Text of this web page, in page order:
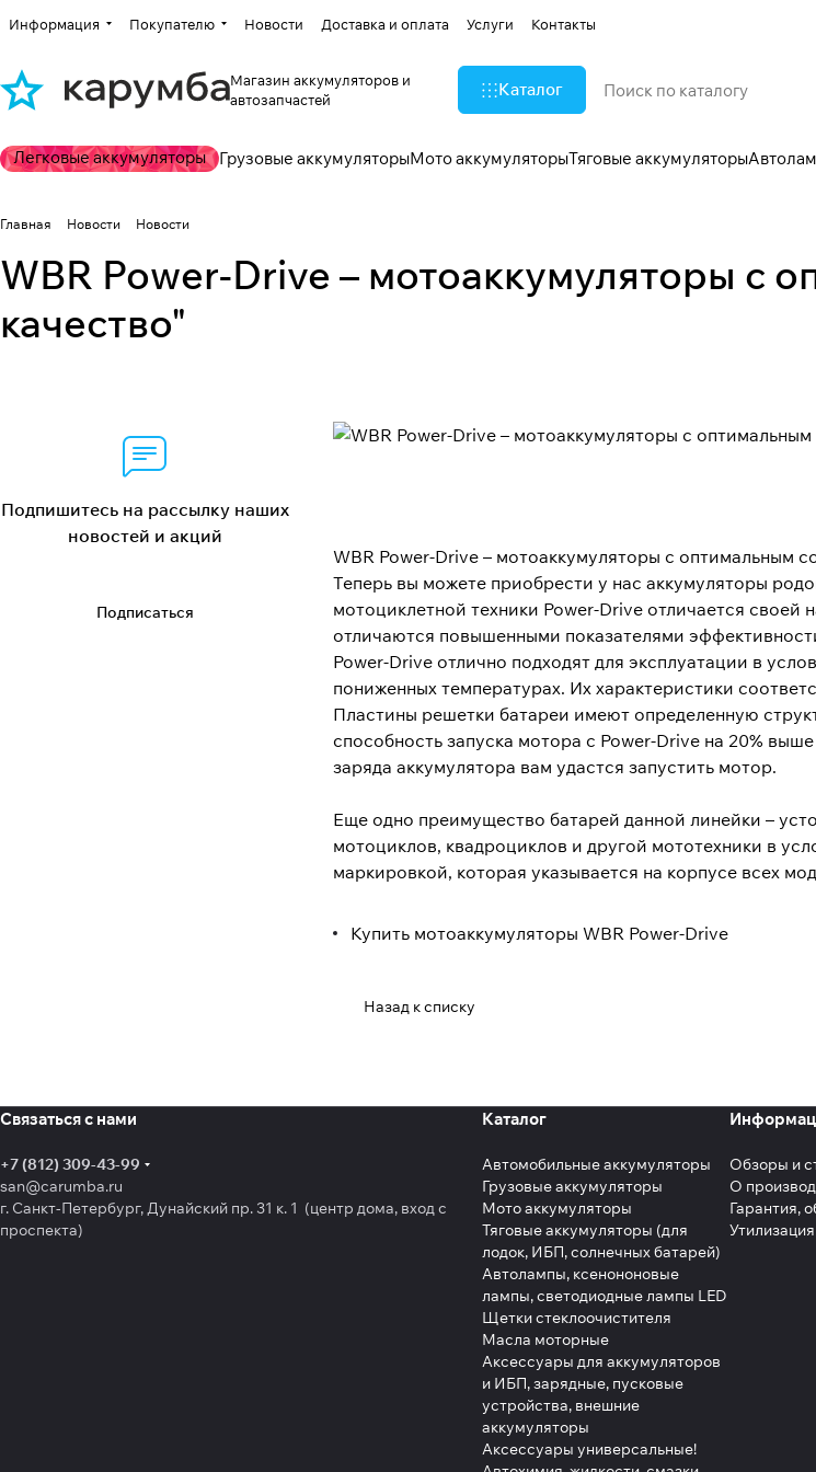
Информация Покупателю Новости Доставка и оплата Услуги Контакты
Магазин аккумуляторов и
автозапчастей
Каталог
Легковые аккумуляторы Грузовые аккумуляторыМото аккумуляторыТяговые аккумуляторы
Главная Новости Новости
WBR Power-Drive – мотоаккумуляторы с
качество"
WBR Power-Drive – мотоаккумуляторы с оптимальным
Теперь вы можете приобрести у нас аккумуляторы
мотоциклетной техники Power-Drive отличается
отличаются повышенными показателями
Power-Drive отлично подходят для эксплуатации в
пониженных температурах. Их характеристики
Пластины решетки батареи имеют определенную
способность запуска мотора с Power-Drive на 20%
заряда аккумулятора вам удастся запустить мотор.
Еще одно преимущество батарей данной линейки –
мотоциклов, квадроциклов и другой мототехники в
маркировкой, которая указывается на корпусе всех
Купить мотоаккумуляторы WBR Power-Drive
Назад к списку
Подпишитесь на рассылку наших
новостей и акций
Подписаться
Связаться с нами
+7 (812) 309-43-99
san@carumba.ru
г. Санкт-Петербург, Дунайский пр. 31 к. 1 (центр дома, вход с
проспекта)
Каталог
Автомобильные аккумуляторы
Грузовые аккумуляторы
Мото аккумуляторы
Тяговые аккумуляторы (для
лодок, ИБП, солнечных батарей)
Автолампы, ксенононовые
лампы, светодиодные лампы LED
Щетки стеклоочистителя
Масла моторные
Аксессуары для аккумуляторов
и ИБП, зарядные, пусковые
устройства, внешние
аккумуляторы
Аксессуары универсальные!
Обзоры и
О
Гарантия,
Утилизация